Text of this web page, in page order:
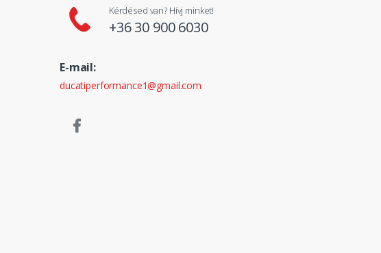
Kérdésed van? Hívj minket!
+36 30 900 6030
E-mail:
ducatiperformance1@gmail.com